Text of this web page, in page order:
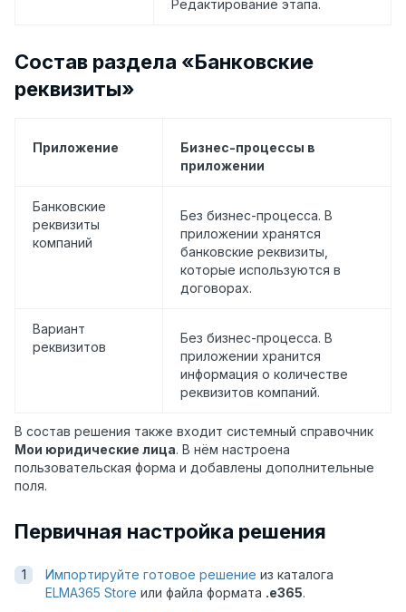
Редактирование этапа.
Состав раздела «Банковские
реквизиты»
Приложение
Бизнес-процессы в
приложении
Банковские
реквизиты
компаний
Без бизнес-процесса. В
приложении хранятся
банковские реквизиты,
которые используются в
договорах.
Вариант
реквизитов
Без бизнес-процесса. В
приложении хранится
информация о количестве
реквизитов компаний.
В состав решения также входит системный справочник
Мои юридические лица. В нём настроена
пользовательская форма и добавлены дополнительные
поля.
Первичная настройка решения
Импортируйте готовое решение из каталога
ELMA365 Store или файла формата .e365.